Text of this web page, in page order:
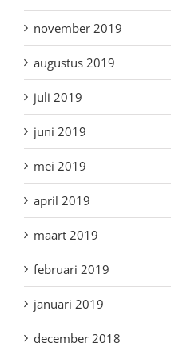
november 2019
augustus 2019
juli 2019
juni 2019
mei 2019
april 2019
maart 2019
februari 2019
januari 2019
december 2018